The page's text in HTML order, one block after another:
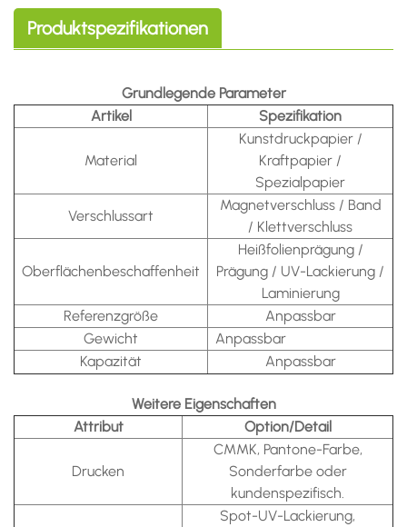
Produktspezifikationen
Grundlegende Parameter
Artikel
Spezifikation
Material
Kunstdruckpapier /
Kraftpapier /
Spezialpapier
Verschlussart
Magnetverschluss / Band
/ Klettverschluss
Oberflächenbeschaffenheit
Heißfolienprägung /
Prägung / UV-Lackierung /
Laminierung
Referenzgröße
Anpassbar
Gewicht
Anpassbar
Kapazität
Anpassbar
Weitere Eigenschaften
Attribut
Option/Detail
Drucken
CMMK, Pantone-Farbe,
Sonderfarbe oder
kundenspezifisch.
Spot-UV-Lackierung,